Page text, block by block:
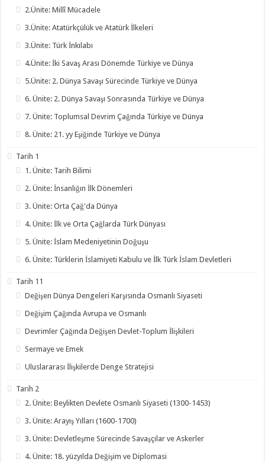
2.Ünite: Millî Mücadele
3.Ünite: Atatürkçülük ve Atatürk İlkeleri
3.Ünite: Türk İnkılabı
4.Ünite: İki Savaş Arası Dönemde Türkiye ve Dünya
5.Ünite: 2. Dünya Savaşı Sürecinde Türkiye ve Dünya
6. Ünite: 2. Dünya Savaşı Sonrasında Türkiye ve Dünya
7. Ünite: Toplumsal Devrim Çağında Türkiye ve Dünya
8. Ünite: 21. yy Eşiğinde Türkiye ve Dünya
Tarih 1
1. Ünite: Tarih Bilimi
2. Ünite: İnsanlığın İlk Dönemleri
3. Ünite: Orta Çağ'da Dünya
4. Ünite: İlk ve Orta Çağlarda Türk Dünyası
5. Ünite: İslam Medeniyetinin Doğuşu
6. Ünite: Türklerin İslamiyeti Kabulu ve İlk Türk İslam Devletleri
Tarih 11
Değişen Dünya Dengeleri Karşısında Osmanlı Siyaseti
Değişim Çağında Avrupa ve Osmanlı
Devrimler Çağında Değişen Devlet-Toplum İlişkileri
Sermaye ve Emek
Uluslararası İlişkilerde Denge Stratejisi
Tarih 2
2. Ünite: Beylikten Devlete Osmanlı Siyaseti (1300-1453)
3. Ünite: Arayış Yılları (1600-1700)
3. Ünite: Devletleşme Sürecinde Savaşçılar ve Askerler
4. Ünite: 18. yüzyılda Değişim ve Diplomasi